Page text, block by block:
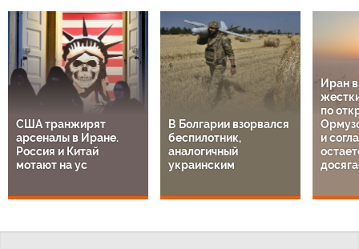
США транжирят
арсеналы в Иране.
Россия и Китай
мотают на ус
В Болгарии взорвался
беспилотник,
аналогичный
украинским
Иран
по
и